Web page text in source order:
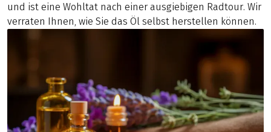
und ist eine Wohltat nach einer ausgiebigen Radtour. Wir
verraten Ihnen, wie Sie das Öl selbst herstellen können.